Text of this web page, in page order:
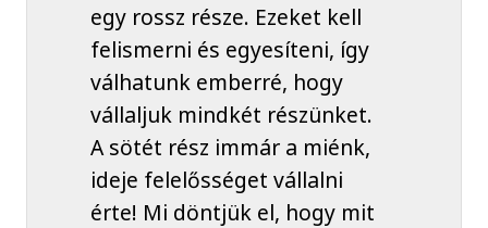
egy rossz része. Ezeket kell
felismerni és egyesíteni, így
válhatunk emberré, hogy
vállaljuk mindkét részünket.
A sötét rész immár a miénk,
ideje felelősséget vállalni
érte! Mi döntjük el, hogy mit